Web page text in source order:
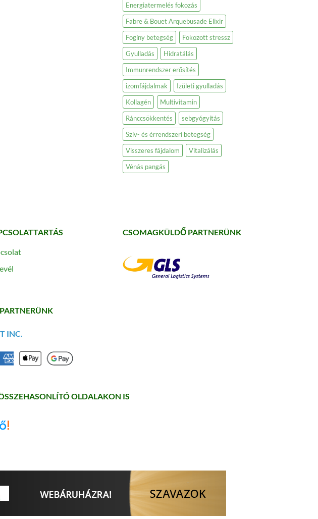
Energiatermelés fokozás
Fabre & Bouet Arquebusade Elixir
Fogíny betegség
Fokozott stressz
Gyulladás
Hidratálás
Immunrendszer erősítés
izomfájdalmak
Izületi gyulladás
Kollagén
Multivitamin
Ránccsökkentés
sebgyógyítás
Szív- és érrendszeri betegség
Visszeres fájdalom
Vitalizálás
Vénás pangás
CSOMAGKÜLDŐ PARTNERÜNK
INC.
OLDALAKON IS